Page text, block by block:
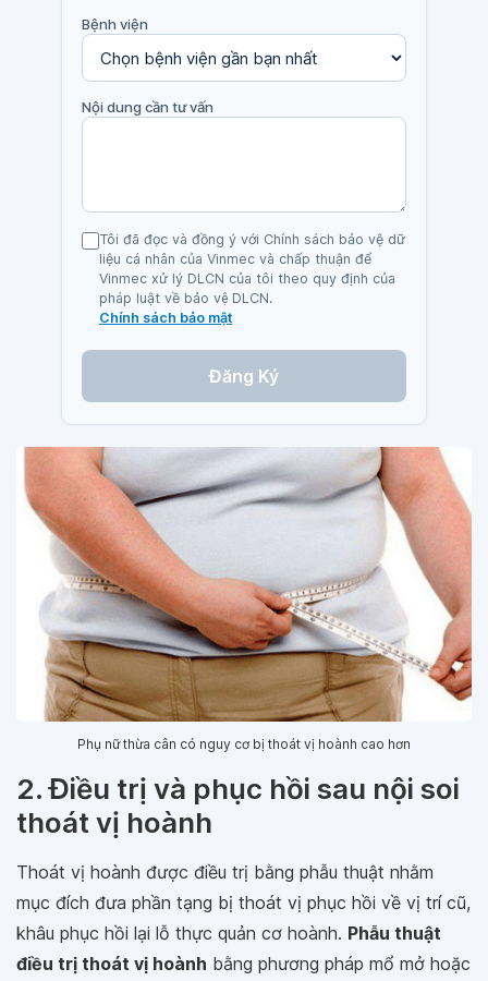
Bệnh viện
Nội dung cần tư vấn
Tôi đã đọc và đồng ý với Chính sách bảo vệ dữ
liệu cá nhân của Vinmec và chấp thuận để
Vinmec xử lý DLCN của tôi theo quy định của
pháp luật về bảo vệ DLCN.
Chính sách bảo mật
Đăng Ký
Phụ nữ thừa cân có nguy cơ bị thoát vị hoành cao hơn
2. Điều trị và phục hồi sau nội soi
thoát vị hoành
Thoát vị hoành được điều trị bằng phẫu thuật nhằm
mục đích đưa phần tạng bị thoát vị phục hồi về vị trí cũ,
khâu phục hồi lại lỗ thực quản cơ hoành. Phẫu thuật
điều trị thoát vị hoành bằng phương pháp mổ mở hoặc